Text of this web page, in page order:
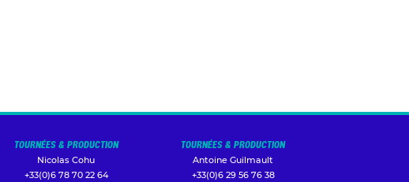
TOURNÉES & PRODUCTION
Nicolas Cohu
+33(0)6 78 70 22 64
TOURNÉES & PRODUCTION
Antoine Guilmault
+33(0)6 29 56 76 38